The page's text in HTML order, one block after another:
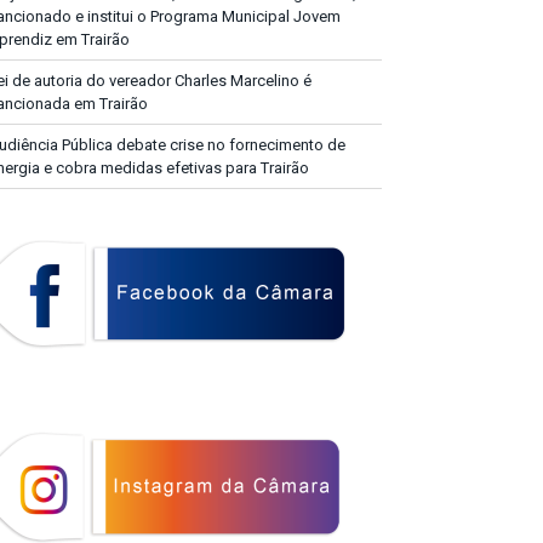
e institui o Programa Municipal Jovem
em Trairão
de autoria do vereador Charles Marcelino é
em Trairão
Pública debate crise no fornecimento de
e cobra medidas efetivas para Trairão